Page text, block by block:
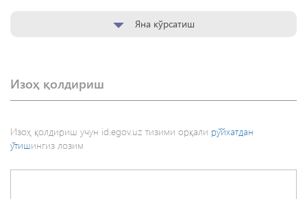
Яна кўрсатиш
Изоҳ қолдириш
Изоҳ қолдириш учун id.egov.uz тизими орқали рўйхатдан
ўтишингиз лозим